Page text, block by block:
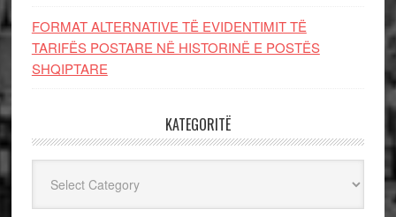
FORMAT ALTERNATIVE TË EVIDENTIMIT TË
TARIFËS POSTARE NË HISTORINË E POSTËS
SHQIPTARE
KATEGORITË